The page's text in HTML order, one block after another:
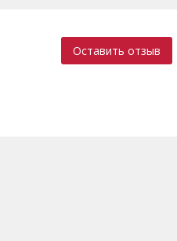
Оставить отзыв